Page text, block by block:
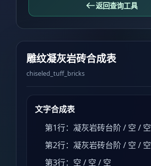
返回查询工具
雕纹凝灰岩砖合成表
chiseled_tuff_bricks
文字合成表
第1行：凝灰岩砖台阶 / 空 / 空
第2行：凝灰岩砖台阶 / 空 / 空
第3行：空 / 空 / 空